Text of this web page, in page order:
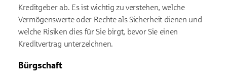
Kreditgeber ab. Es ist wichtig zu verstehen, welche
Vermögenswerte oder Rechte als Sicherheit dienen und
welche Risiken dies für Sie birgt, bevor Sie einen
Kreditvertrag unterzeichnen.
Bürgschaft